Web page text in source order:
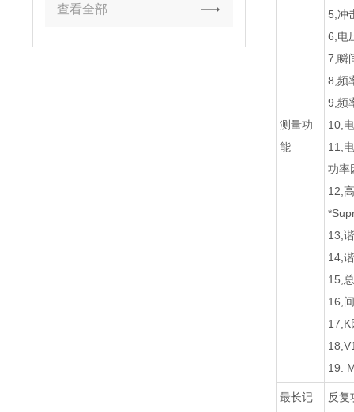
查看全部
测量功
能
5,冲
6,电
7,瞬
8,频
9,频
10,
11,
功率
12,
13,
14,
15,
16,
17,K
19.
最长记
反复